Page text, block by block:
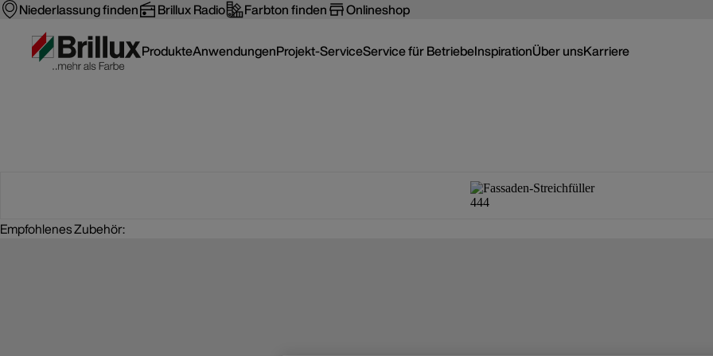
Niederlassung finden Brillux Radio Farbton finden Onlineshop
ProdukteAnwendungenProjekt-ServiceService für BetriebeInspirationÜber unsKarriere
Empfohlenes Zubehör: